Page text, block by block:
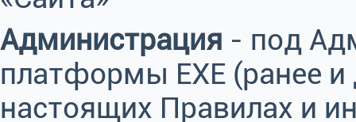
Администрация - под
платформы EXE (ранее
настоящих Правилах и